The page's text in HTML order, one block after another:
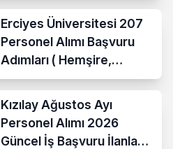
Erciyes Üniversitesi 207
Personel Alımı Başvuru
Adımları ( Hemşire,
Temizlik Personeli )
Kızılay Ağustos Ayı
Personel Alımı 2026
Güncel İş Başvuru İlanları